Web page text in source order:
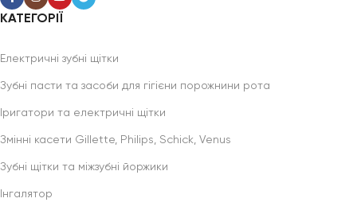
КАТЕГОРІЇ
Електричні зубні щітки
Зубні пасти та засоби для гігієни порожнини рота
Іригатори та електричні щітки
Змінні касети Gillette, Philips, Schick, Venus
Зубні щітки та міжзубні йоржики
Інгалятор